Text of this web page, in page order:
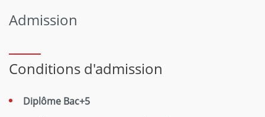
Admission
Conditions d'admission
Diplôme Bac+5